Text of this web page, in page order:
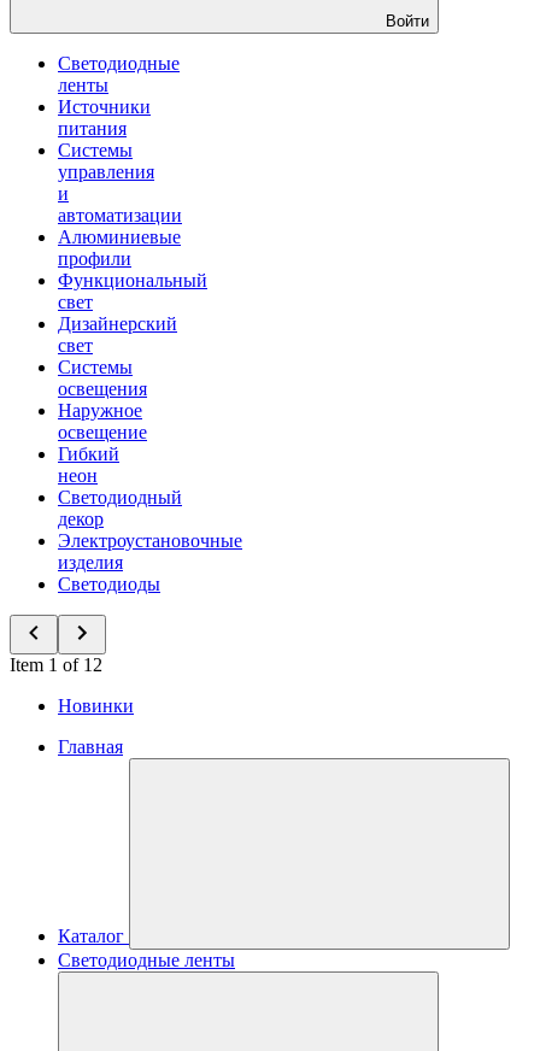
Войти
Светодиодные
ленты
Источники
питания
Системы
управления
и
автоматизации
Алюминиевые
профили
Функциональный
свет
Дизайнерский
свет
Системы
освещения
Наружное
освещение
Гибкий
неон
Светодиодный
декор
Электроустановочные
изделия
Светодиоды
Item 1 of 12
Новинки
Главная
Каталог
Светодиодные ленты